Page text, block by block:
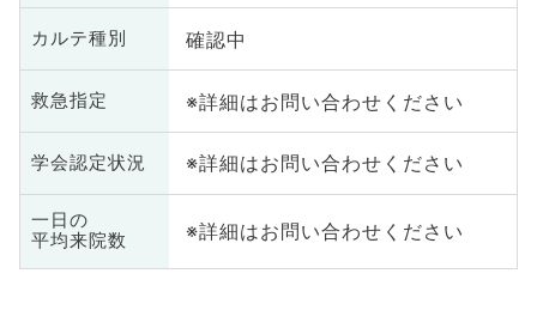
カルテ種別 確認中
救急指定 ※詳細はお問い合わせください
学会認定状況 ※詳細はお問い合わせください
一日の
平均来院数
※詳細はお問い合わせください